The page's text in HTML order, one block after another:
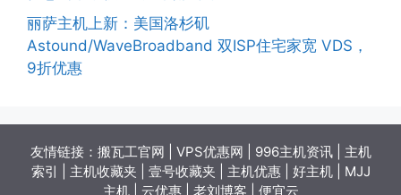
丽萨主机上新：美国洛杉矶
Astound/WaveBroadband 双ISP住宅家宽 VDS，
9折优惠
友情链接： 搬瓦工官网 VPS优惠网 996主机资讯| 主机
索引
主机收藏夹 壹号收藏夹 主机优惠| 好主机| MJJ
主机| 云优惠| 老刘博客 便宜云